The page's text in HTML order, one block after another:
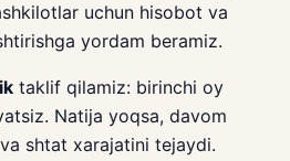
uchun hisobot va
yordam beramiz.
taklif qilamiz: birinchi oy
Natija yoqsa, davom
shtat xarajatini tejaydi.